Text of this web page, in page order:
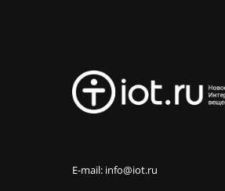
E-mail: info@iot.ru